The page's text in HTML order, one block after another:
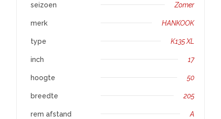
seizoen Zomer
merk HANKOOK
type K135 XL
inch 17
hoogte 50
breedte 205
rem afstand A